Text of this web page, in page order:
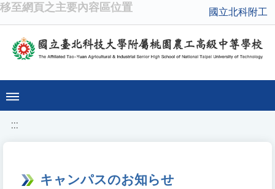
移至網頁之主要內容區位置 國立北科附工
:::
キャンパスのお知らせ